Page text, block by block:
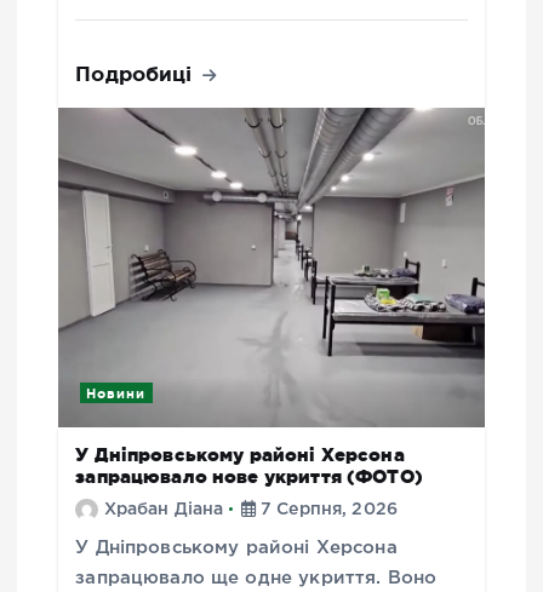
Подробиці
Новини
У Дніпровському районі Херсона
запрацювало нове укриття (ФОТО)
Храбан Діана 7 Серпня, 2026
У Дніпровському районі Херсона
запрацювало ще одне укриття. Воно